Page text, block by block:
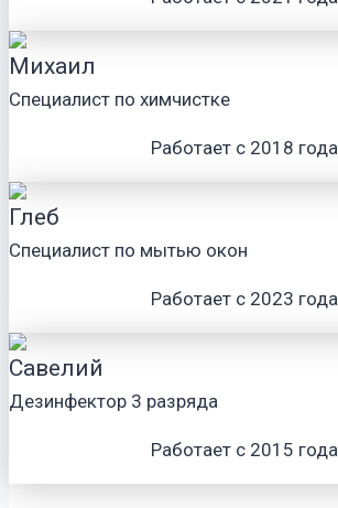
Михаил
Специалист по химчистке
Работает с 2018 года
Глеб
Специалист по мытью окон
Работает с 2023 года
Савелий
Дезинфектор 3 разряда
Работает с 2015 года